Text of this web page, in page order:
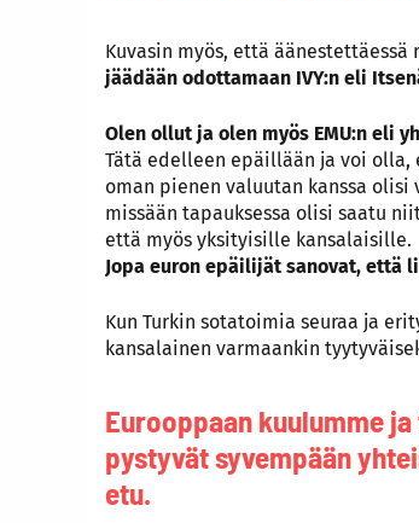
Kuvasin myös, että
jäädään odottamaan IVY:n eli
Olen ollut ja olen myös EMU:n eli
Tätä edelleen epäillään ja voi
oman pienen valuutan kanssa
missään tapauksessa olisi saatu
että myös yksityisille kansalaisille.
Jopa euron epäilijät sanovat, että
Kun Turkin sotatoimia seuraa ja
kansalainen varmaankin
Eurooppaan kuulumme
pystyvät syvempään
etu.